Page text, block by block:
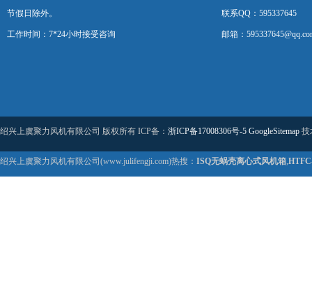
节假日除外。
工作时间：7*24小时接受咨询
联系QQ：595337645
邮箱：
绍兴上虞聚力风机有限公司 版权所有 ICP备： 浙ICP备17008306号-5 GoogleSitemap 技
绍兴上虞聚力风机有限公司(www.julifengji.com)热搜： ISQ无蜗壳离心式风机箱,